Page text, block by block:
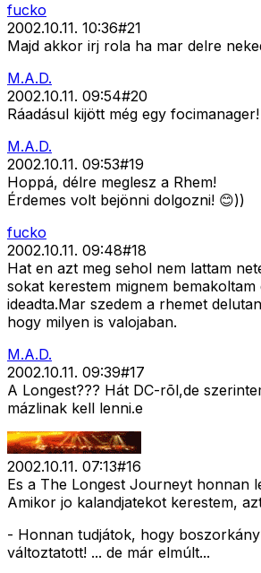
fucko
2002.10.11. 10:36#21
Majd akkor irj rola ha mar delre
M.A.D.
2002.10.11. 09:54#20
Ráadásul kijött még egy
M.A.D.
2002.10.11. 09:53#19
Hoppá, délre meglesz a Rhem!
Érdemes volt bejönni dolgozni! 😊))
fucko
2002.10.11. 09:48#18
Hat en azt meg sehol nem lattam
sokat kerestem mignem bemakoltam
ideadta.Mar szedem a rhemet
hogy milyen is valojaban.
M.A.D.
2002.10.11. 09:39#17
A Longest??? Hát DC-rõl,de
mázlinak kell lenni.e
2002.10.11. 07:13#16
Es a The Longest Journeyt honnan
Amikor jo kalandjatekot kerestem,
- Honnan tudjátok, hogy
változtatott! ... de már elmúlt...